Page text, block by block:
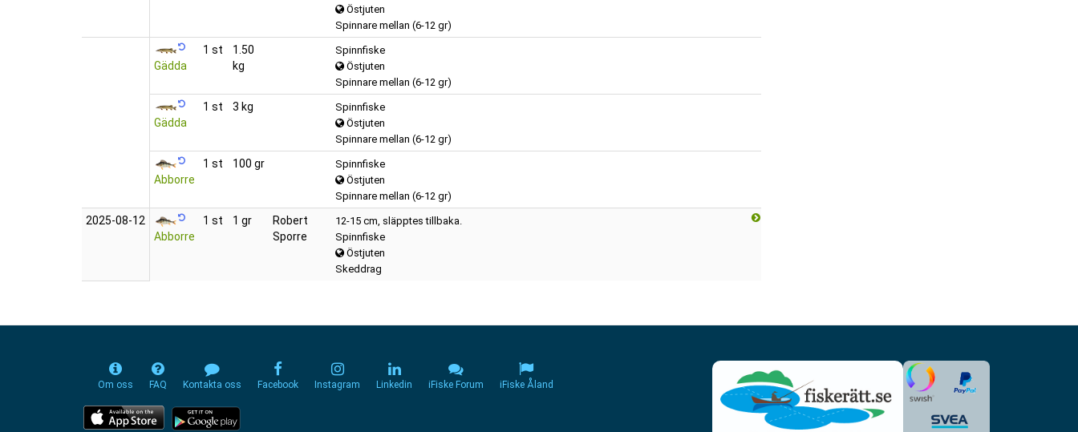
Östjuten
Spinnare mellan (6-12 gr)
Gädda
1 st
1.50
kg
Spinnfiske
Östjuten
Spinnare mellan (6-12 gr)
Gädda
1 st 3 kg
Spinnfiske
Östjuten
Spinnare mellan (6-12 gr)
Abborre
1 st 100 gr
Spinnfiske
Östjuten
Spinnare mellan (6-12 gr)
2025‑08‑12
Abborre
1 st 1 gr
Robert
Sporre
12-15 cm, släpptes tillbaka.
Spinnfiske
Östjuten
Skeddrag
Om oss FAQ Kontakta oss Facebook Instagram Linkedin iFiske Forum iFiske Åland